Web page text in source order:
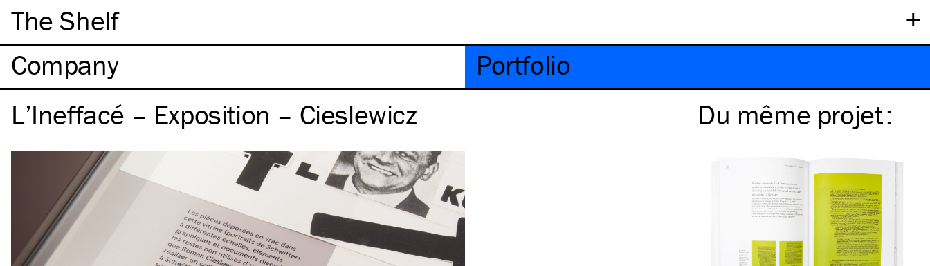
+
The Shelf
Company
Portfolio
L’Ineffacé – Exposition – Cieslewicz
Du même projet: